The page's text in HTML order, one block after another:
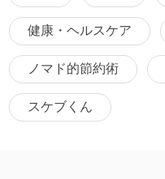
健康・ヘルスケア
ノマド的節約術
スケブくん